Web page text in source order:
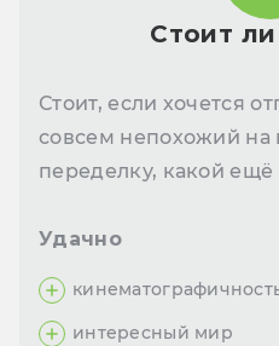
Стоит ли
Стоит, если хочется
совсем непохожий на
переделку, какой ещё
Удачно
интересный мир